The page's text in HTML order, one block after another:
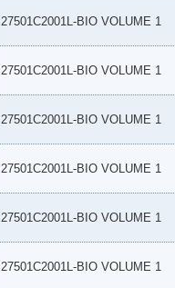
27501C2001L-BIO VOLUME 1
27501C2001L-BIO VOLUME 1
27501C2001L-BIO VOLUME 1
27501C2001L-BIO VOLUME 1
27501C2001L-BIO VOLUME 1
27501C2001L-BIO VOLUME 1